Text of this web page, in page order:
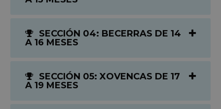
SECCIÓN 04: BECERRAS DE 14
A 16 MESES
SECCIÓN 05: XOVENCAS DE 17
A 19 MESES